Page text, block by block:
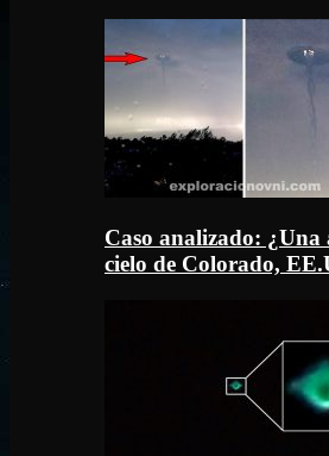
Caso analizado:
cielo de Colorado,